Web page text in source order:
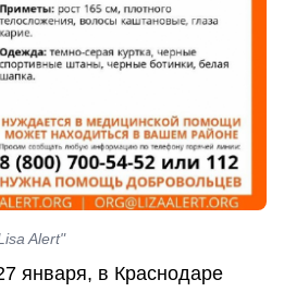
Alert"
января, в Краснодаре